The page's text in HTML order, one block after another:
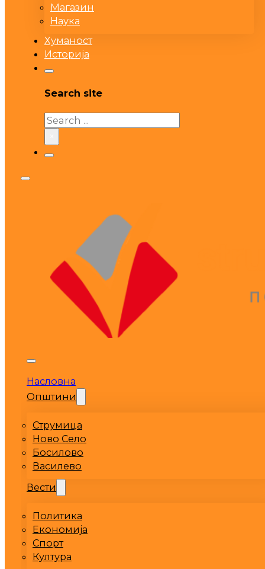
Магазин
Наука
Хуманост
Историја
Search site
Search
Насловна
Општини
Струмица
Ново Село
Босилово
Василево
Вести
Политика
Економија
Спорт
Култура